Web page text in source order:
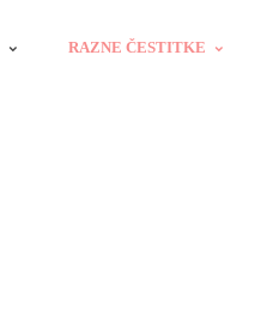
RAZNE ČESTITKE